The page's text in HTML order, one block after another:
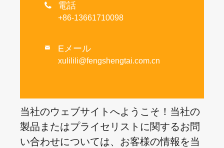
 電話
+86-13661710098
 Eメール
xulilili@fengshengtai.com.cn
当社のウェブサイトへようこそ！当社の
製品またはプライセリストに関するお問
い合わせについては、お客様の情報を当